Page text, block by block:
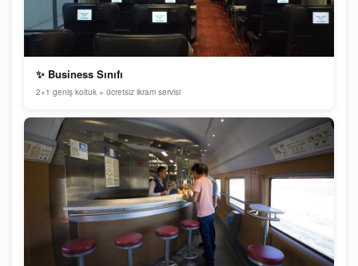
✨ Business Sınıfı
2+1 geniş koltuk + ücretsiz ikram servisi